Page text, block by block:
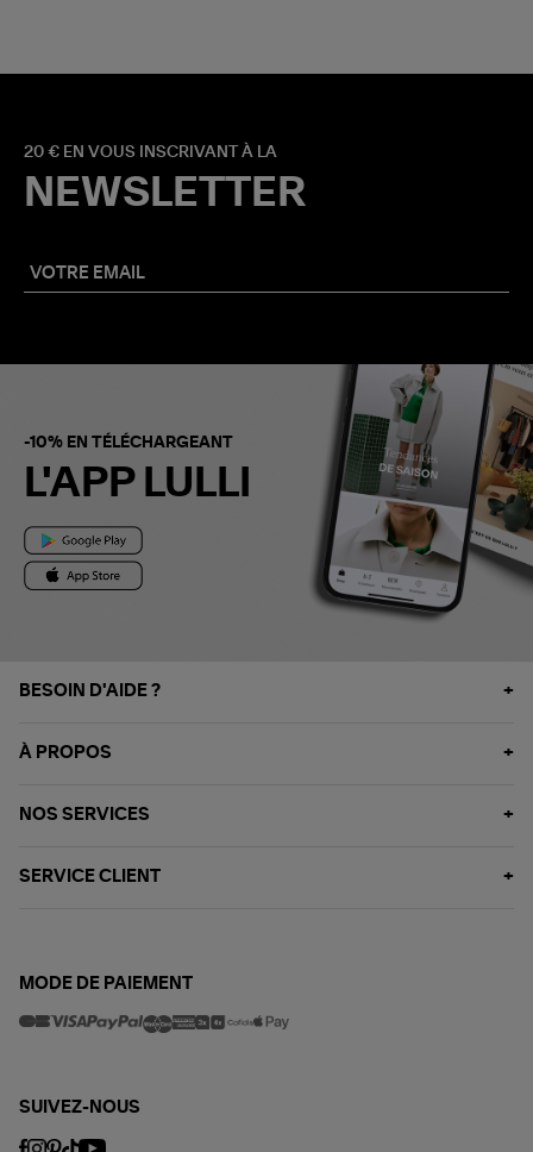
20 € EN VOUS INSCRIVANT À LA
NEWSLETTER
-10% EN TÉLÉCHARGEANT
L'APP LULLI
BESOIN D'AIDE ?
À PROPOS
NOS SERVICES
SERVICE CLIENT
MODE DE PAIEMENT
SUIVEZ-NOUS